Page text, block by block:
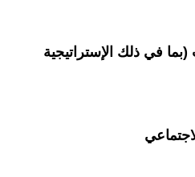
في ذلك الإستراتيجية